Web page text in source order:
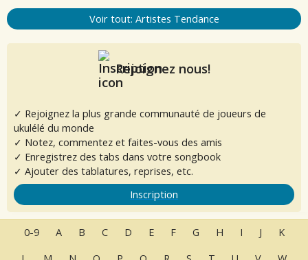
Voir tout: Artistes Tendance
Rejoignez nous!
✓ Rejoignez la plus grande communauté de joueurs de
ukulélé du monde
✓ Notez, commentez et faites-vous des amis
✓ Enregistrez des tabs dans votre songbook
✓ Ajouter des tablatures, reprises, etc.
Inscription
0-9 A B C D E F G H I J
K